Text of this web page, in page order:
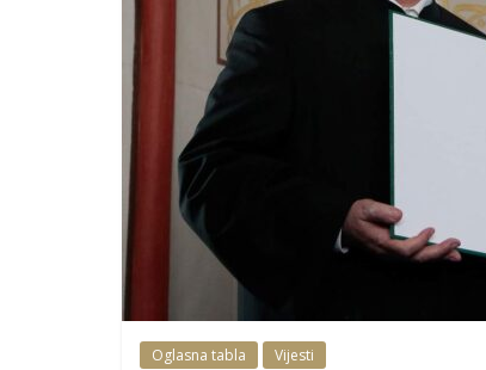
Oglasna tabla Vijesti